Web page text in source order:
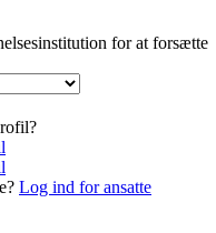
for at forsætte
Log ind for ansatte